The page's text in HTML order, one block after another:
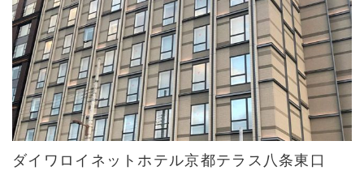
ダイワロイネットホテル京都テラス八条東口